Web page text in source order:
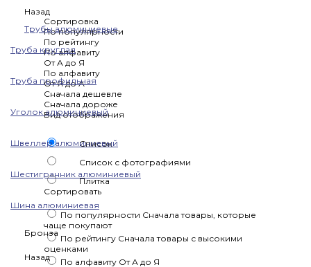
Назад
Трубы алюминиевые
Труба круглая
Труба профильная
Уголок алюминиевый
Швеллер алюминиевый
Шестигранник алюминиевый
Шина алюминиевая
Бронза
Назад
Сортировка
По популярности
По рейтингу
По алфавиту
От А до Я
По алфавиту
От Я до А
Сначала дешевле
Сначала дороже
Вид отображения
Список
Список с фотографиями
Плитка
Сортировать
По популярности Сначала товары, которые
чаще покупают
По рейтингу Сначала товары с высокими
оценками
По алфавиту От А до Я